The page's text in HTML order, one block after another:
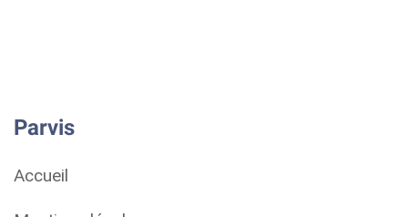
Parvis
Accueil